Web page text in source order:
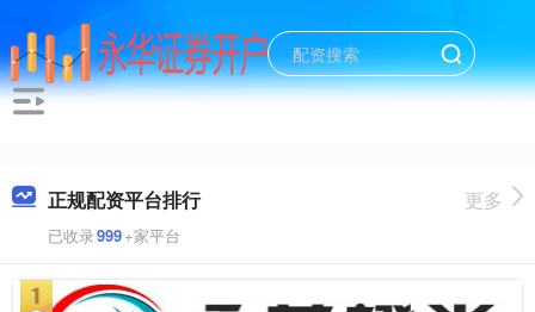
正规配资平台排行
已收录999+家平台
更多